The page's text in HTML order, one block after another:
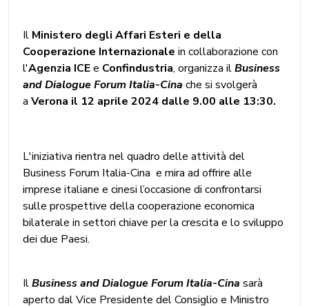
Il Ministero degli Affari Esteri e della
Cooperazione Internazionale in collaborazione con
l'Agenzia ICEe Confindustria, organizza ilBusiness
and Dialogue Forum Italia-Cina che si svolgerà
a Verona il 12 aprile 2024 dalle 9.00 alle 13:30.
L'iniziativa rientra nel quadro delle attività del
Business Forum Italia-Cina e mira ad offrire alle
imprese italiane e cinesi l’occasione di confrontarsi
sulle prospettive della cooperazione economica
bilaterale in settori chiave per la crescita e lo sviluppo
dei due Paesi.
IlBusiness and Dialogue Forum Italia-Cina sarà
aperto dal Vice Presidente del Consiglio e Ministro